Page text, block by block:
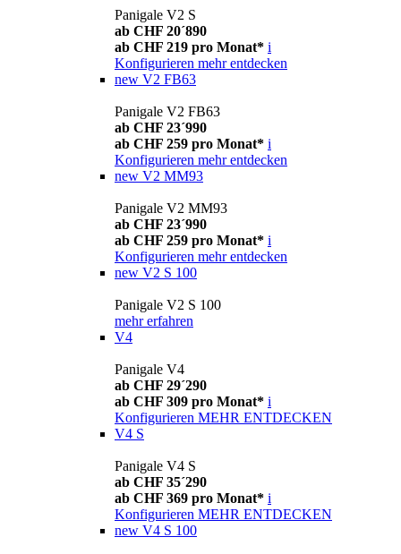
Panigale V2 S
ab CHF 20´890
ab CHF 219 pro Monat* i
Konfigurieren mehr entdecken
new V2 FB63
Panigale V2 FB63
ab CHF 23´990
ab CHF 259 pro Monat* i
Konfigurieren mehr entdecken
new V2 MM93
Panigale V2 MM93
ab CHF 23´990
ab CHF 259 pro Monat* i
Konfigurieren mehr entdecken
new V2 S 100
Panigale V2 S 100
mehr erfahren
V4
Panigale V4
ab CHF 29´290
ab CHF 309 pro Monat* i
Konfigurieren MEHR ENTDECKEN
V4 S
Panigale V4 S
ab CHF 35´290
ab CHF 369 pro Monat* i
Konfigurieren MEHR ENTDECKEN
new V4 S 100